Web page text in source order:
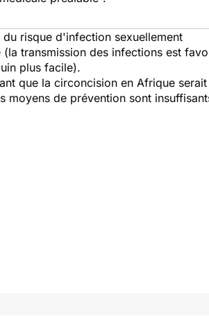
risque d'infection sexuellement
transmission des infections est
plus facile).
que la circoncision en Afrique
moyens de prévention sont